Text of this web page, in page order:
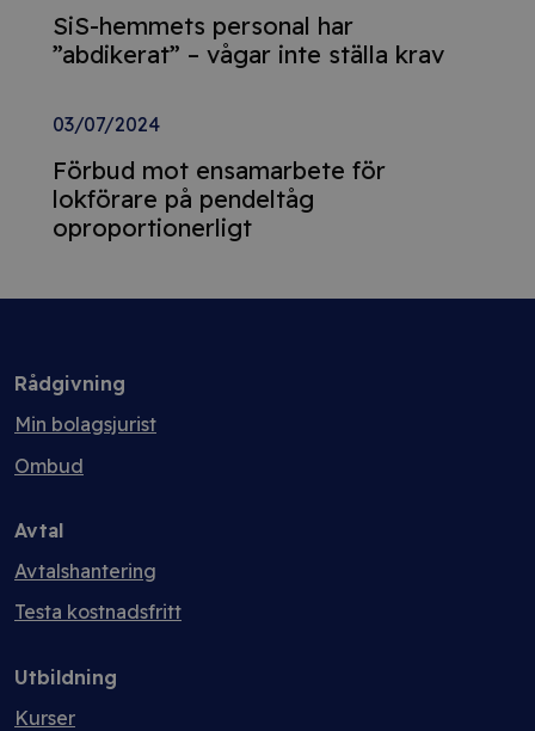
SiS-hemmets personal har
”abdikerat” – vågar inte ställa krav
03/07/2024
Förbud mot ensamarbete för
lokförare på pendeltåg
oproportionerligt
Rådgivning
Min bolagsjurist
Ombud
Avtal
Avtalshantering
Testa kostnadsfritt
Utbildning
Kurser